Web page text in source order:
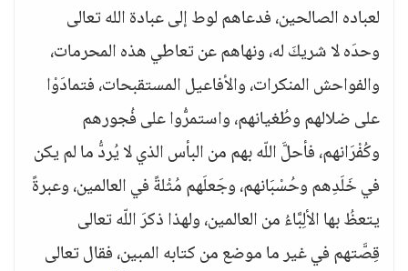
لعباده الصالحين، فدعاهم لوط إلى عبادة الله تعالى
وحدَه لا شريكَ له، ونهاهم عن تعاطي هذه المحرمات،
والفواحش المنكرات، والأفاعيل المستقبحات، فتمادَوْا
على ضلالهم وطُغيانهم، واستمرُّوا على فُجورهم
وكُفْرَانهم، فأحلَّ اللّه بهم من البأس الذي لا يُردُّ ما لم يكن
في خَلَدِهم وحُسْبَانهم، وجَعلَهم مُثْلةً في العالمين، وعبرةً
يتعظُ بها الألِبَّاءُ من العالمين، ولهذا ذكرَ اللّه تعالى
قِصَّتهم في غير ما موضع من كتابه المبين، فقال تعالى